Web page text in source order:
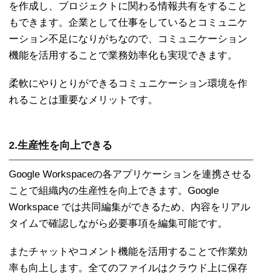
を作成し、プロジェクトに関わる情報共有をすること
もできます。企業として仕事をしているとコミュニケ
ーション不足になりがちなので、コミュニケーション
機能を活用することで業務効率化も実現できます。
柔軟にやりとりができるコミュニケーション環境を作
れることは重要なメリットです。
2.生産性を向上できる
Google Workspaceの各アプリケーションを連携させる
ことで組織内の生産性を向上できます。Google
Workspace では共同編集ができるため、内容をリアル
タイムで確認しながら必要事項を編集可能です。
またチャットやコメント機能を活用することで作業効
率も向上します。全てのファイルはクラウド上に保存